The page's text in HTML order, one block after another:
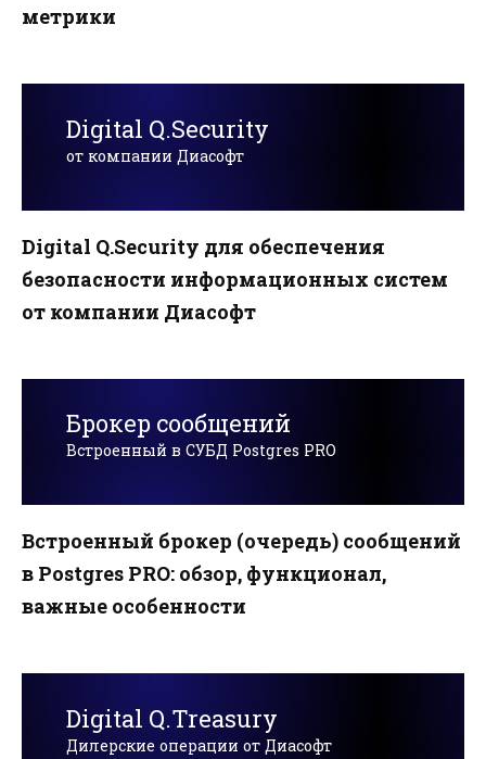
метрики
Digital Q.Security
от компании Диасофт
Digital Q.Security для обеспечения
безопасности информационных систем
от компании Диасофт
Брокер сообщений
Встроенный в СУБД Postgres PRO
Встроенный брокер (очередь) сообщений
в Postgres PRO: обзор, функционал,
важные особенности
Digital Q.Treasury
Дилерские операции от Диасофт